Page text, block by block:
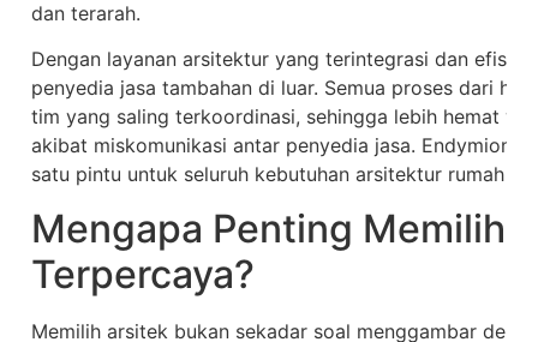
dan terarah.
Dengan layanan arsitektur yang terintegrasi dan
penyedia jasa tambahan di luar. Semua proses dari
tim yang saling terkoordinasi, sehingga lebih hemat
akibat miskomunikasi antar penyedia jasa. Endymion
satu pintu untuk seluruh kebutuhan arsitektur rumah
Mengapa Penting Memilih
Terpercaya?
Memilih arsitek bukan sekadar soal menggambar